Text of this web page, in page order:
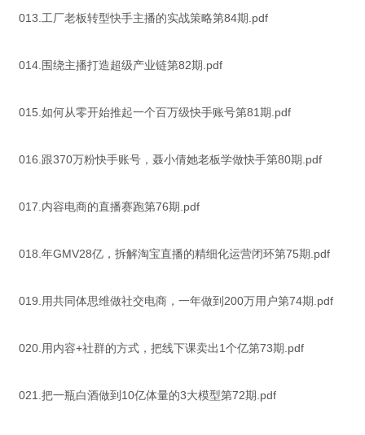
013.工厂老板转型快手主播的实战策略第84期.pdf
014.围绕主播打造超级产业链第82期.pdf
015.如何从零开始推起一个百万级快手账号第81期.pdf
016.跟370万粉快手账号，聂小倩她老板学做快手第80期.pdf
017.内容电商的直播赛跑第76期.pdf
018.年GMV28亿，拆解淘宝直播的精细化运营闭环第75期.pdf
019.用共同体思维做社交电商，一年做到200万用户第74期.pdf
020.用内容+社群的方式，把线下课卖出1个亿第73期.pdf
021.把一瓶白酒做到10亿体量的3大模型第72期.pdf